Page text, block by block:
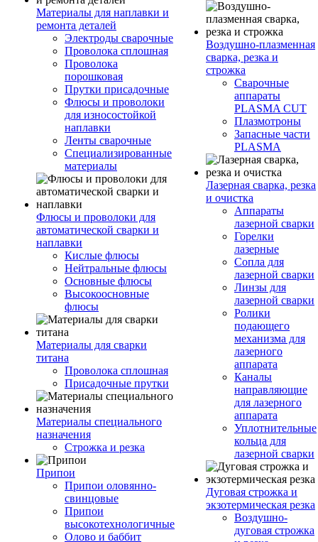
Материалы для наплавки и
ремонта деталей
Электроды сварочные
Проволока сплошная
Проволока
порошковая
Прутки присадочные
Флюсы и проволоки
для износостойкой
наплавки
Ленты сварочные
Специализированные
материалы
Флюсы и проволоки для
автоматической сварки и
наплавки
Кислые флюсы
Нейтральные флюсы
Основные флюсы
Высокоосновные
флюсы
Материалы для сварки
титана
Проволока сплошная
Присадочные прутки
Материалы специального
назначения
Строжка и резка
Припои
Припои оловянно-
свинцовые
Припои
высокотехнологичные
Олово и баббит
Воздушно-плазменная
сварка, резка и
строжка
Сварочные
аппараты
PLASMA CUT
Плазмотроны
Запасные части
PLASMA
Лазерная сварка, резка
и очистка
Аппараты
лазерной сварки
Горелки
лазерные
Сопла для
лазерной сварки
Линзы для
лазерной сварки
Ролики
подающего
механизма для
лазерного
аппарата
Каналы
направляющие
для лазерного
аппарата
Уплотнительные
кольца для
лазерной сварки
Дуговая строжка и
экзотермическая резка
Воздушно-
дуговая строжка